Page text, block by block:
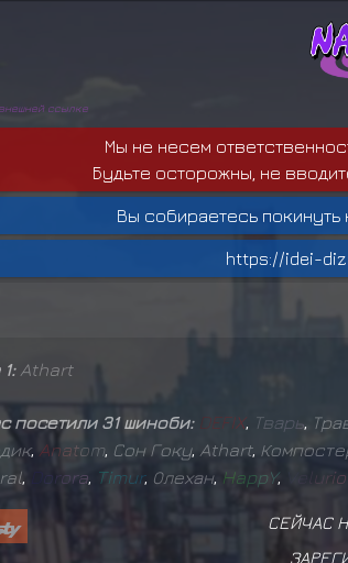
ссылке
Мы не несем
Будьте осторожны, не
Вы собираетесь покинуть
https://idei-
Athart
посетили 31 шиноби: EFIX, Тварь
, Anatom Сон Гоку, Athart,
r ora Timur, Олехан, HappY, l urio
СЕЙЧАС